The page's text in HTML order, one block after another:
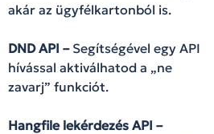
akár az ügyfélkartonból is.
DND API – Segítségével egy API
hívással aktiválhatod a „ne
zavarj” funkciót.
Hangfile lekérdezés API –